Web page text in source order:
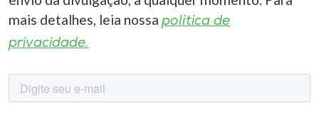
mais detalhes, leia nossa política de
privacidade.